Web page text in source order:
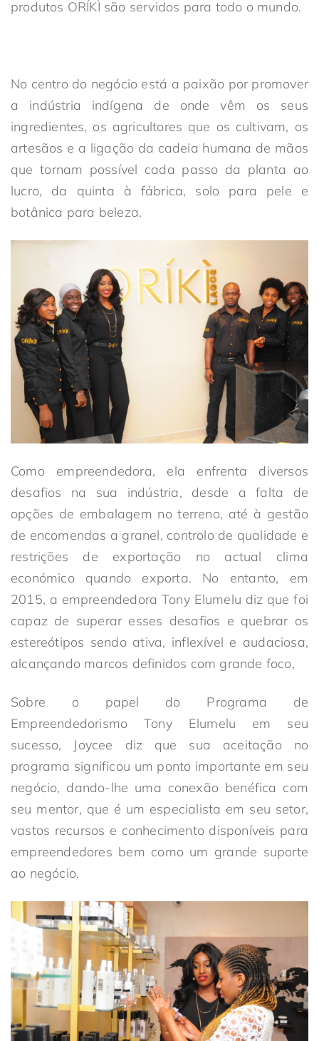
produtos ORÍKÌ são servidos para todo o mundo.
No centro do negócio está a paixão por promover
a indústria indígena de onde vêm os seus
ingredientes, os agricultores que os cultivam, os
artesãos e a ligação da cadeia humana de mãos
que tornam possível cada passo da planta ao
lucro, da quinta à fábrica, solo para pele e
botânica para beleza.
Como empreendedora, ela enfrenta diversos
desafios na sua indústria, desde a falta de
opções de embalagem no terreno, até à gestão
de encomendas a granel, controlo de qualidade e
restrições de exportação no actual clima
económico quando exporta. No entanto, em
2015, a empreendedora Tony Elumelu diz que foi
capaz de superar esses desafios e quebrar os
estereótipos sendo ativa, inflexível e audaciosa,
alcançando marcos definidos com grande foco,
Sobre o papel do Programa de
Empreendedorismo Tony Elumelu em seu
sucesso, Joycee diz que sua aceitação no
programa significou um ponto importante em seu
negócio, dando-lhe uma conexão benéfica com
seu mentor, que é um especialista em seu setor,
vastos recursos e conhecimento disponíveis para
empreendedores bem como um grande suporte
ao negócio.